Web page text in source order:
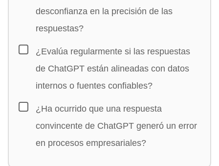
desconfianza en la precisión de las
respuestas?
¿Evalúa regularmente si las respuestas
de ChatGPT están alineadas con datos
internos o fuentes confiables?
¿Ha ocurrido que una respuesta
convincente de ChatGPT generó un error
en procesos empresariales?